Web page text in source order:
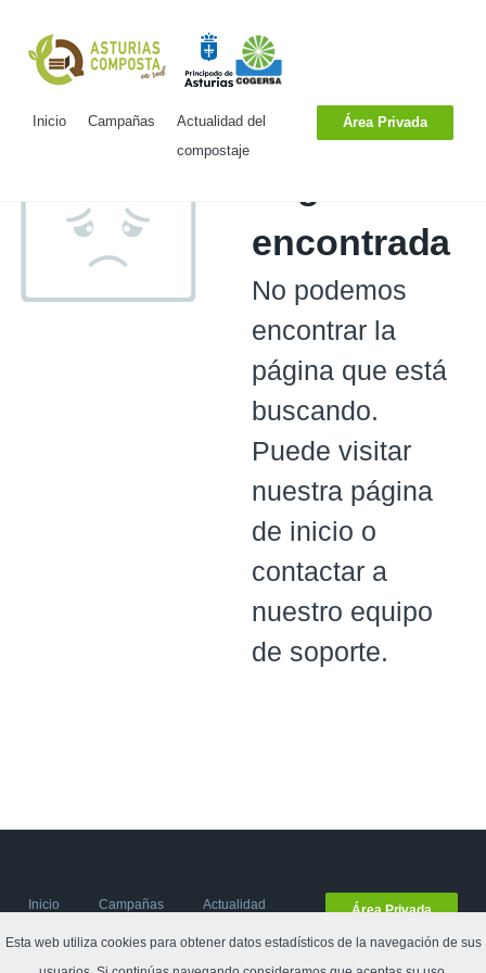
Inicio Campañas
Actualidad del
compostaje
Área Privada
encontrada
No podemos
encontrar la
página que está
buscando.
Puede visitar
nuestra página
de inicio o
contactar a
nuestro equipo
de soporte.
Esta web utiliza cookies para obtener datos estadísticos de la navegación de sus
Inicio Campañas
Actualidad
compostaje
Área Privada